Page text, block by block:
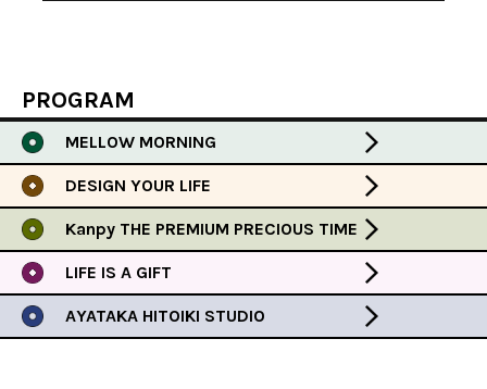
PROGRAM
MELLOW MORNING
DESIGN YOUR LIFE
Kanpy THE PREMIUM PRECIOUS TIME
LIFE IS A GIFT
AYATAKA HITOIKI STUDIO